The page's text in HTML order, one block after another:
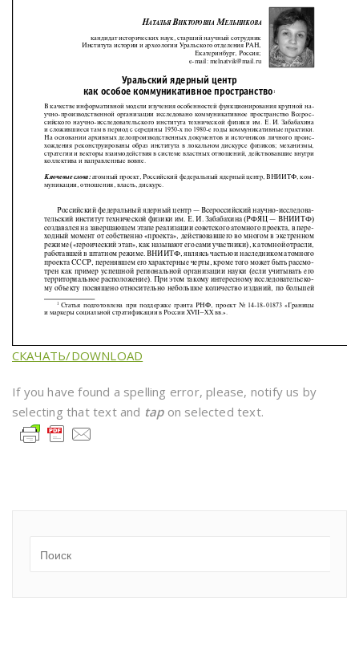
СКАЧАТЬ/DOWNLOAD
If you have found a spelling error, please, notify us by
selecting that text and tapon selected text.